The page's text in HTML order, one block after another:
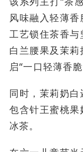
风味融入轻薄
工艺锁住茶香与
白兰腰果及茉
启“一口轻薄香
同时，茉莉奶白
包含针王蜜桃
冰茶。